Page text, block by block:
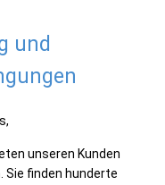
und
unseren Kunden
Sie finden hunderte